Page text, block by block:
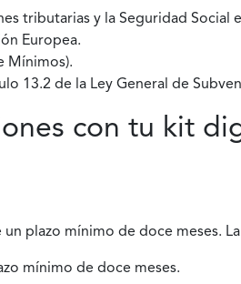
tributarias y la Seguridad Social
Europea.
Mínimos).
13.2 de la Ley General de
con tu kit
plazo mínimo de doce meses.
mínimo de doce meses.